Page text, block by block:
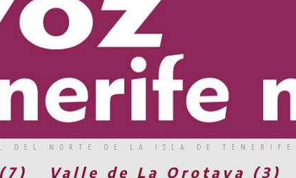
DEL NORTE DE LA ISLA DE
Valle de La Orotava (3)